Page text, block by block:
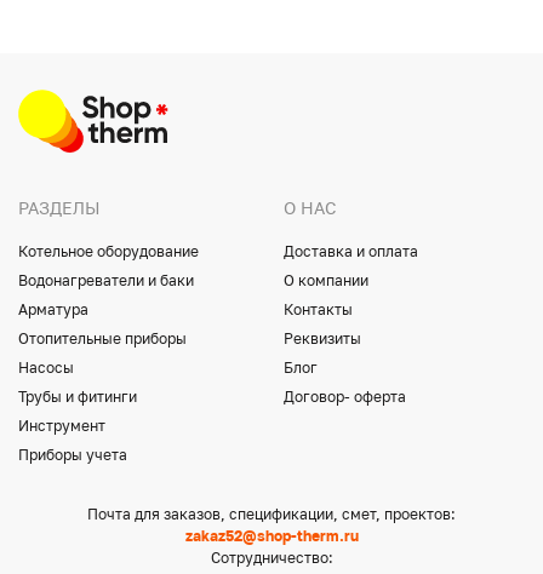
РАЗДЕЛЫ
Котельное оборудование
Водонагреватели и баки
Арматура
Отопительные приборы
Насосы
Трубы и фитинги
Инструмент
Приборы учета
О НАС
Доставка и оплата
О компании
Контакты
Реквизиты
Блог
Договор- оферта
Почта для заказов, спецификации, смет, проектов:
zakaz52@shop-therm.ru
Сотрудничество: